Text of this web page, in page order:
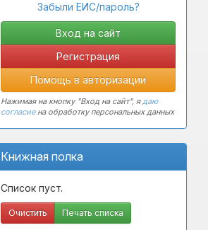
Забыли ЕИС/пароль?
Регистрация
Помощь в авторизации
Нажимая на кнопку "Вход на сайт", ядаю
согласиена обработку персональных данных
Книжная полка
Список пуст.
Очистить Печать списка